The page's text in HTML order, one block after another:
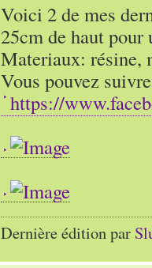
Voici 2 de mes
25cm de haut pour
Materiaux: résine,
Vous pouvez
https://
Dernière édition par